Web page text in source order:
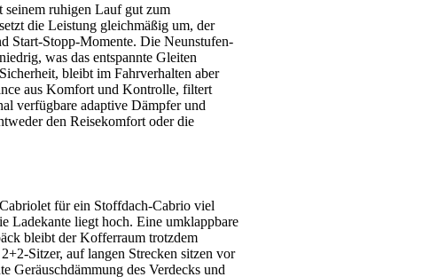
ruhigen Lauf gut zum
die Leistung gleichmäßig um, der
Start-Stopp-Momente. Die Neunstufen-
was das entspannte Gleiten
bleibt im Fahrverhalten aber
aus Komfort und Kontrolle, filtert
verfügbare adaptive Dämpfer und
den Reisekomfort oder die
für ein Stoffdach-Cabrio viel
Ladekante liegt hoch. Eine umklappbare
bleibt der Kofferraum trotzdem
Sitzer, auf langen Strecken sitzen vor
Geräuschdämmung des Verdecks und